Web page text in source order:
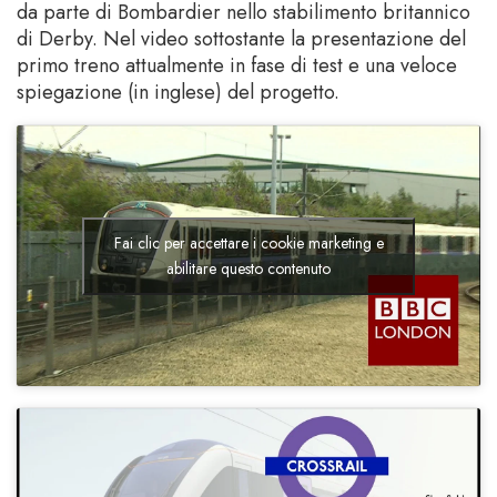
da parte di Bombardier nello stabilimento britannico
di Derby. Nel video sottostante la presentazione del
primo treno attualmente in fase di test e una veloce
spiegazione (in inglese) del progetto.
Fai clic per accettare i cookie marketing e
abilitare questo contenuto